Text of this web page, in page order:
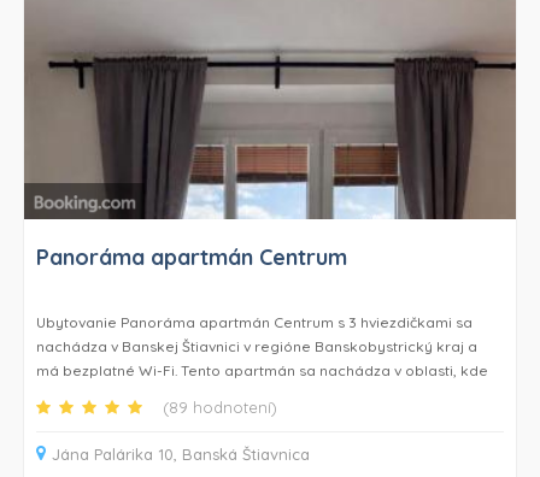
Hostia môžu v ubytovaní Lesní penzion Bunč využívať detské
ihrisko. Hostia ubytovania Lesní penzion Bunč sa môžu v destinácii
Jankovice a okolí venovať rôznym aktivitám, napríklad turistike a
Letisko Brno–Tuřany je vzdialené 63 km.
Panoráma apartmán Centrum
Ubytovanie Panoráma apartmán Centrum s 3 hviezdičkami sa
nachádza v Banskej Štiavnici v regióne Banskobystrický kraj a
má bezplatné Wi-Fi. Tento apartmán sa nachádza v oblasti, kde
cyklistike.
Tento apartmán s výhľadom na mesto ponúka balkón, ako aj
(89 hodnotení)
Jána Palárika 10, Banská Štiavnica